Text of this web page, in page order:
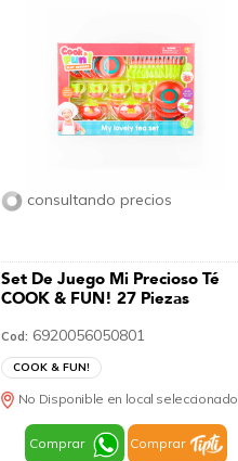
consultando precios
Set De Juego Mi Precioso Té
COOK & FUN! 27 Piezas
Cod: 6920056050801
COOK & FUN!
No Disponible en local seleccionado
Comprar Comprar